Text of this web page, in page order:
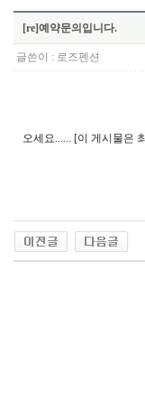
[re]예약문의입니다.
글쓴이 : 로즈펜션
오세요...... [이 게시물은